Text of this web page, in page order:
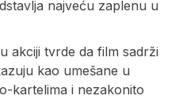
najveću zaplenu u
akciji tvrde da film sadrži
kao umešane u
kartelima i nezakonito